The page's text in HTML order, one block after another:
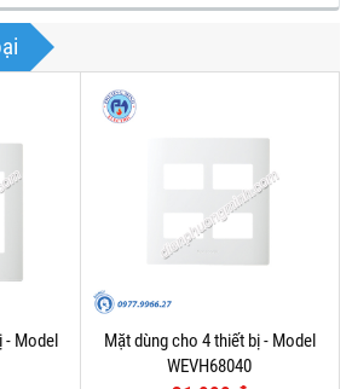
- Model
Mặt dùng cho 4 thiết bị - Model
WEVH68040